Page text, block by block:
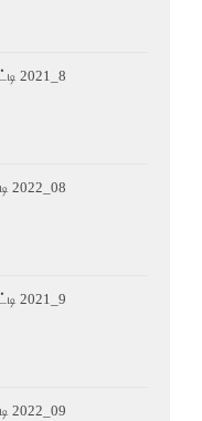
2021_8
2022_08
2021_9
2022_09